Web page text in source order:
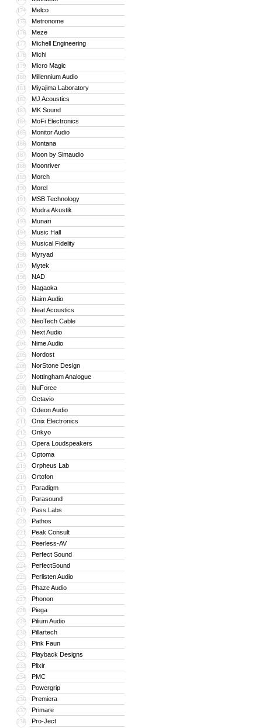
174 Melco
175 Metronome
176 Meze
177 Michell Engineering
178 Michi
179 Micro Magic
180 Millennium Audio
181 Miyajima Laboratory
182 MJ Acoustics
183 MK Sound
184 MoFi Electronics
185 Monitor Audio
186 Montana
187 Moon by Simaudio
188 Moonriver
189 Morch
190 Morel
191 MSB Technology
192 Mudra Akustik
193 Munari
194 Music Hall
195 Musical Fidelity
196 Myryad
197 Mytek
198 NAD
199 Nagaoka
200 Naim Audio
201 Neat Acoustics
202 NeoTech Cable
203 Next Audio
204 Nime Audio
205 Nordost
206 NorStone Design
207 Nottingham Analogue
208 NuForce
209 Octavio
210 Odeon Audio
211 Onix Electronics
212 Onkyo
213 Opera Loudspeakers
214 Optoma
215 Orpheus Lab
216 Ortofon
217 Paradigm
218 Parasound
219 Pass Labs
220 Pathos
221 Peak Consult
222 Peerless-AV
223 Perfect Sound
224 PerfectSound
225 Perlisten Audio
226 Phaze Audio
227 Phonon
228 Piega
229 Pilium Audio
230 Pillartech
231 Pink Faun
232 Playback Designs
233 Plixir
234 PMC
235 Powergrip
236 Premiera
237 Primare
238 Pro-Ject